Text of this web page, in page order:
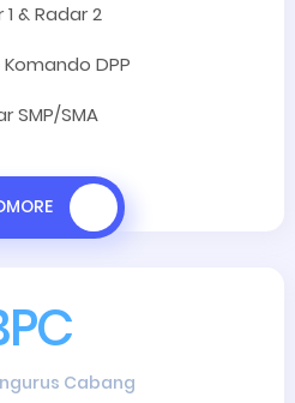
1 & Radar 2
DPP
SMP/SMA
Cabang